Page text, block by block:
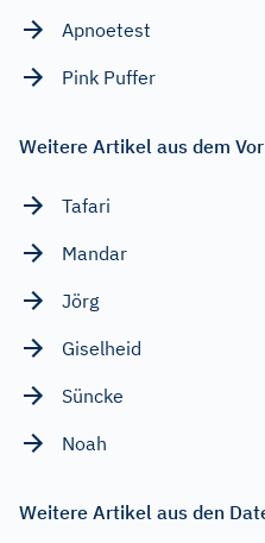
Apnoetest
Pink Puffer
Weitere Artikel aus dem
Tafari
Mandar
Jörg
Giselheid
Süncke
Noah
Weitere Artikel aus den